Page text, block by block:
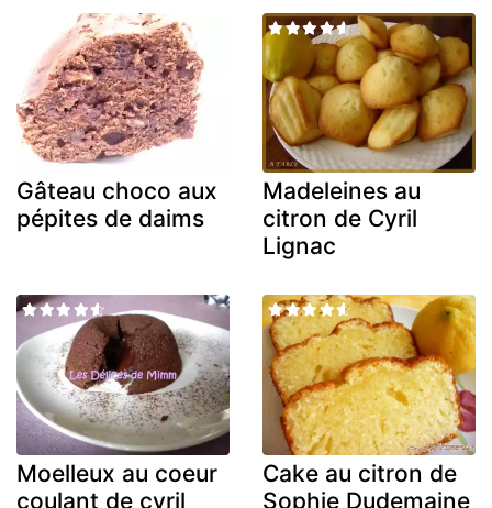
Gâteau choco aux
pépites de daims
Madeleines au
citron de Cyril
Lignac
Moelleux au coeur
coulant de cyril
Cake au citron de
Sophie Dudemaine